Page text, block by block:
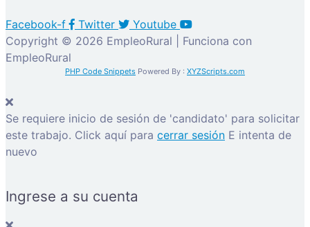
Facebook-f Twitter
Youtube
Copyright © 2026 EmpleoRural | Funciona con
EmpleoRural
PHP Code Snippets Powered By : XYZScripts.com
Se requiere inicio de sesión de 'candidato' para solicitar
este trabajo. Click aquí para cerrar sesión E intenta de
nuevo
Ingrese a su cuenta